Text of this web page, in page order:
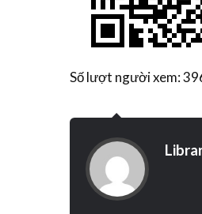
Số lượt người xem: